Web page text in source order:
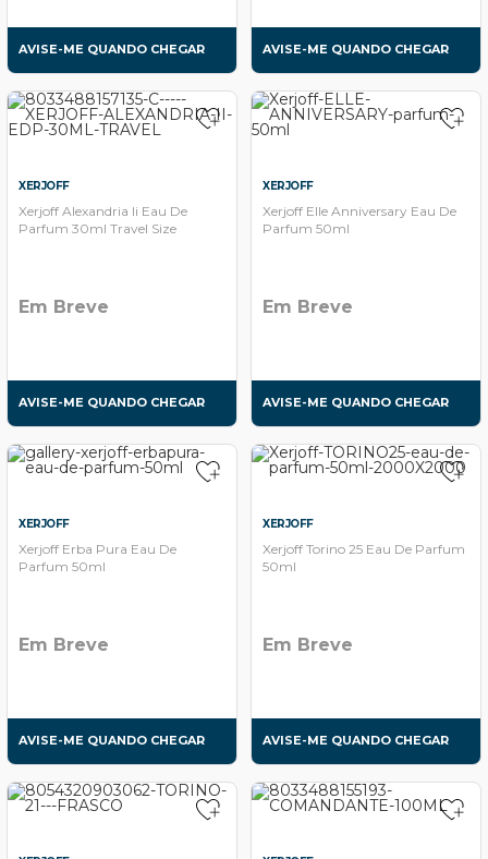
AVISE-ME QUANDO CHEGAR AVISE-ME QUANDO CHEGAR
XERJOFF
Xerjoff Alexandria Ii Eau De
Parfum 30ml Travel Size
Em Breve
AVISE-ME QUANDO CHEGAR
XERJOFF
Xerjoff Elle Anniversary Eau De
Parfum 50ml
Em Breve
AVISE-ME QUANDO CHEGAR
XERJOFF
Xerjoff Erba Pura Eau De
Parfum 50ml
Em Breve
AVISE-ME QUANDO CHEGAR
XERJOFF
Xerjoff Torino 25 Eau De Parfum
50ml
Em Breve
AVISE-ME QUANDO CHEGAR